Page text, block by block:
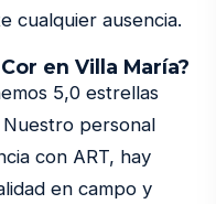
cualquier ausencia.
en Villa María?
5,0 estrellas
personal
con ART, hay
en campo y